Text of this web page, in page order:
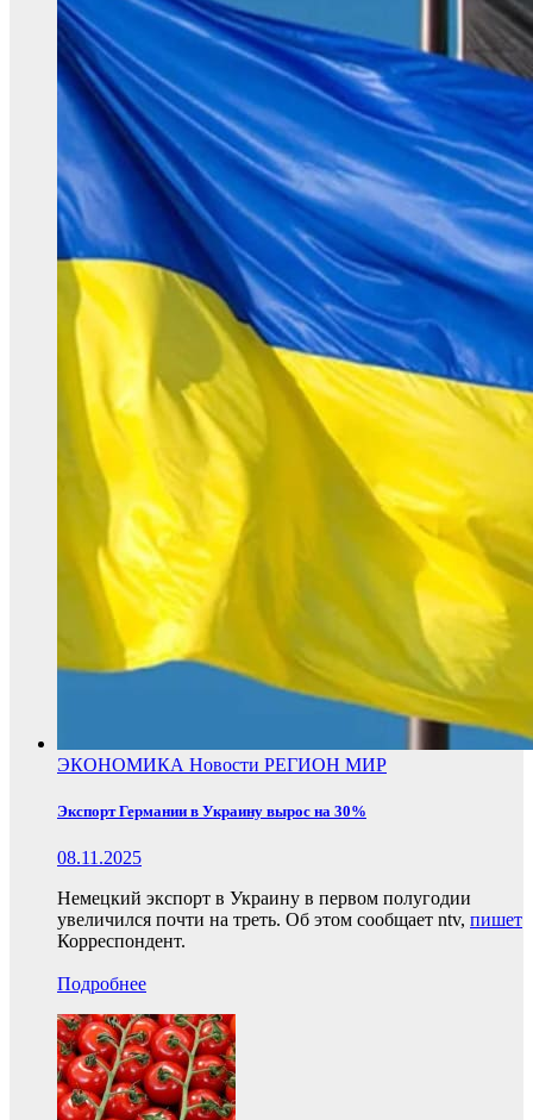
ЭКОНОМИКА Новости РЕГИОН МИР
Экспорт Германии в Украину вырос на 30%
08.11.2025
Немецкий экспорт в Украину в первом полугодии
увеличился почти на треть. Об этом сообщает ntv, пишет
Корреспондент.
Подробнее